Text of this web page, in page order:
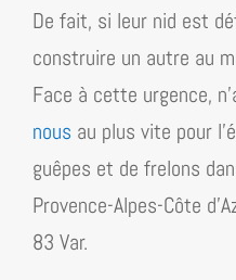
De fait, si leur nid est
construire un autre au
Face à cette urgence,
nous au plus vite pour
guêpes et de frelons
Provence-Alpes-Côte
83 Var.